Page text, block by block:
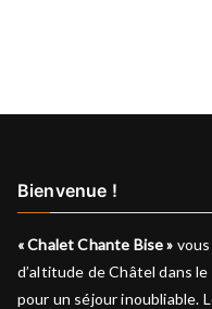
Bienvenue !
« Chalet Chante Bise »
d’altitude de Châtel dans
pour un séjour inoubliable.